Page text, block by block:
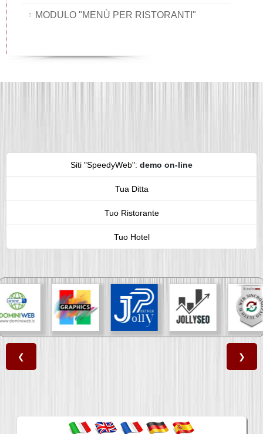
MODULO "MENÙ PER RISTORANTI"
Siti "SpeedyWeb": demo on-line
Tua Ditta
Tuo Ristorante
Tuo Hotel
❮ ❯